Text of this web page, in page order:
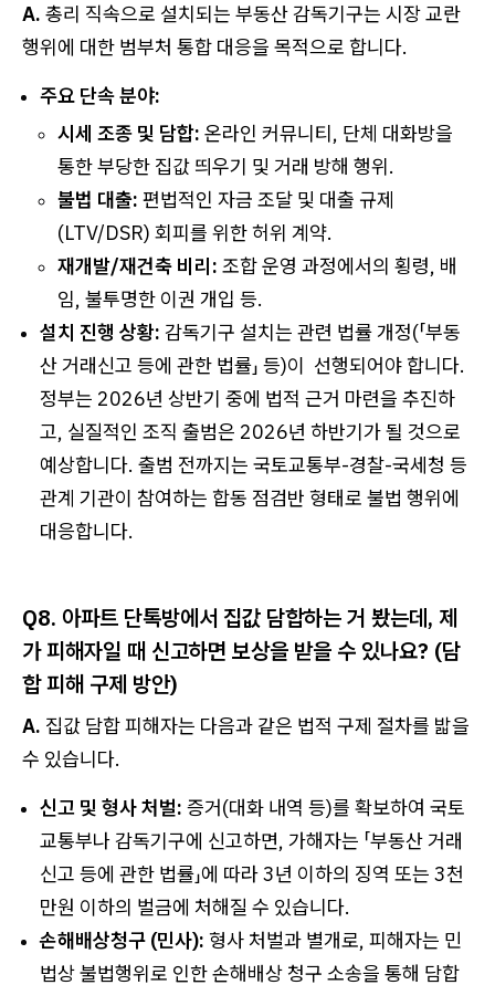
A. 총리 직속으로 설치되는 부동산 감독기구는 시장 교란
행위에 대한 범부처 통합 대응을 목적으로 합니다.
주요 단속 분야:
시세 조종 및 담합: 온라인 커뮤니티, 단체 대화방을
통한 부당한 집값 띄우기 및 거래 방해 행위.
불법 대출: 편법적인 자금 조달 및 대출 규제
(LTV/DSR) 회피를 위한 허위 계약.
재개발/재건축 비리: 조합 운영 과정에서의 횡령, 배
임, 불투명한 이권 개입 등.
설치 진행 상황: 감독기구 설치는 관련 법률 개정(「부동
산 거래신고 등에 관한 법률」 등)이 선행되어야 합니다.
정부는 2026년 상반기 중에 법적 근거 마련을 추진하
고, 실질적인 조직 출범은 2026년 하반기가 될 것으로
예상합니다. 출범 전까지는 국토교통부-경찰-국세청 등
관계 기관이 참여하는 합동 점검반 형태로 불법 행위에
대응합니다.
Q8. 아파트 단톡방에서 집값 담합하는 거 봤는데, 제
가 피해자일 때 신고하면 보상을 받을 수 있나요? (담
합 피해 구제 방안)
A. 집값 담합 피해자는 다음과 같은 법적 구제 절차를 밟을
수 있습니다.
신고 및 형사 처벌: 증거(대화 내역 등)를 확보하여 국토
교통부나 감독기구에 신고하면, 가해자는 「부동산 거래
신고 등에 관한 법률」에 따라 3년 이하의 징역 또는 3천
만원 이하의 벌금에 처해질 수 있습니다.
손해배상청구 (민사): 형사 처벌과 별개로, 피해자는 민
법상 불법행위로 인한 손해배상 청구 소송을 통해 담합